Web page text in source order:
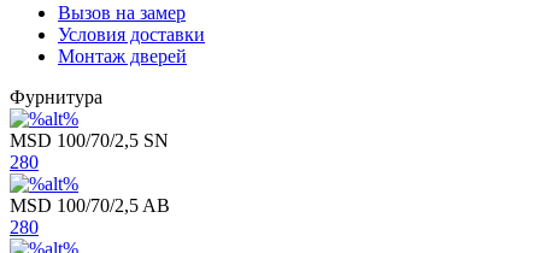
Вызов на замер
Условия доставки
Монтаж дверей
Фурнитура
MSD 100/70/2,5 SN
280
MSD 100/70/2,5 AB
280